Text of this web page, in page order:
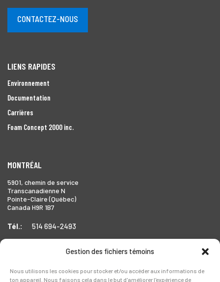
Gestion des fichiers témoins
Nous utilisons les cookies pour stocker et/ou accéder aux informations de
ton appareil. Nous faisons cela dans le but d'améliorer l'expérience de
CONTACTEZ-NOUS
LIENS RAPIDES
Environnement
Documentation
Carrières
Foam Concept 2000 inc.
MONTRÉAL
5901, chemin de service
Transcanadienne N
Pointe-Claire (Québec)
Canada H9R 1B7
Tél.: 514 694-2493